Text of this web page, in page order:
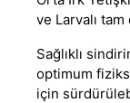
ve Larvalı
Sağlıklı
optimum
için